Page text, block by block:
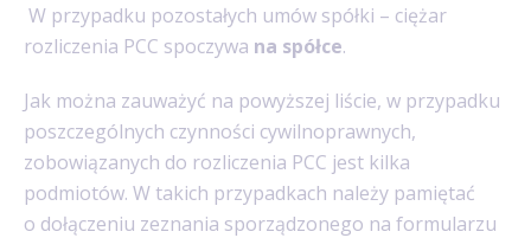
W przypadku pozostałych umów spółki – ciężar
rozliczenia PCC spoczywa na spółce.
Jak można zauważyć na powyższej liście, w przypadku
poszczególnych czynności cywilnoprawnych,
zobowiązanych do rozliczenia PCC jest kilka
podmiotów. W takich przypadkach należy pamiętać
o dołączeniu zeznania sporządzonego na formularzu